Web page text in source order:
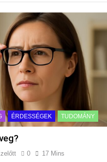
ÉRDESSÉGEK TUDOMÁNY
0 17 Mins